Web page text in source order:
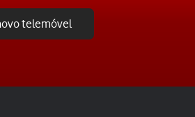
telemóvel